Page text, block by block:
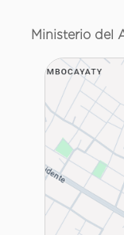
Ministerio del